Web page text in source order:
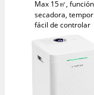
Max 15㎡,
secadora,
fácil de controlar